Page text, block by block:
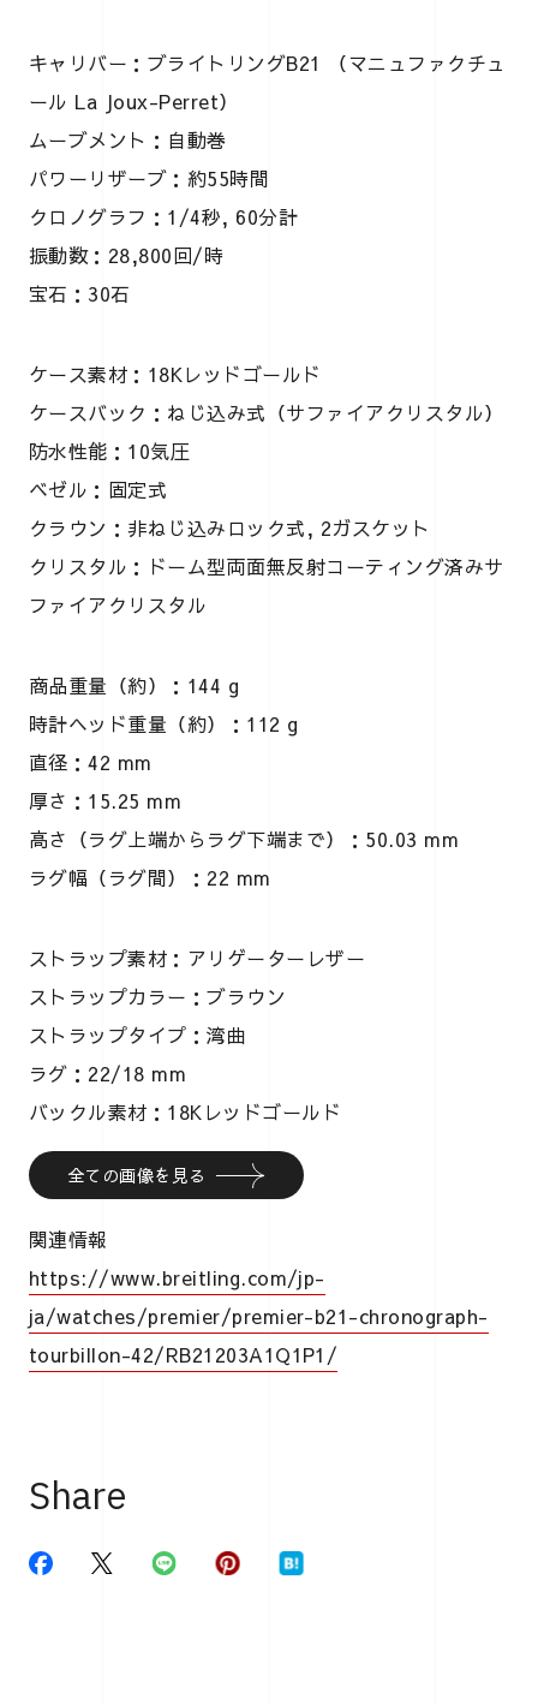
キャリバー：ブライトリングB21 （マニュファクチュ
ール La Joux-Perret）
ムーブメント：自動巻
パワーリザーブ：約55時間
クロノグラフ：1/4秒, 60分計
振動数：28,800回/時
宝石：30石
ケース素材：18Kレッドゴールド
ケースバック：ねじ込み式（サファイアクリスタル）
防水性能：10気圧
ベゼル：固定式
クラウン：非ねじ込みロック式, 2ガスケット
クリスタル：ドーム型両面無反射コーティング済みサ
ファイアクリスタル
商品重量（約）：144 g
時計ヘッド重量（約）：112 g
直径：42 mm
厚さ：15.25 mm
高さ（ラグ上端からラグ下端まで）：50.03 mm
ラグ幅（ラグ間）：22 mm
ストラップ素材：アリゲーターレザー
ストラップカラー：ブラウン
ストラップタイプ：湾曲
ラグ：22/18 mm
バックル素材：18Kレッドゴールド
全ての画像を見る
関連情報
https://www.breitling.com/jp-
ja/watches/premier/premier-b21-chronograph-
tourbillon-42/RB21203A1Q1P1/
Share